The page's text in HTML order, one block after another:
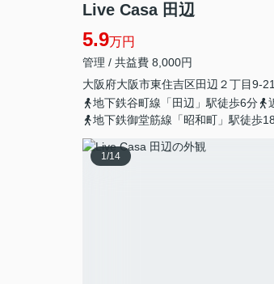
Live Casa 田辺
5.9万円
管理 / 共益費 8,000円
大阪府大阪市東住吉区田辺 ２丁目9-21
地下鉄谷町線「田辺」駅徒歩6分
地下鉄御堂筋線「昭和町」駅徒歩
1/14